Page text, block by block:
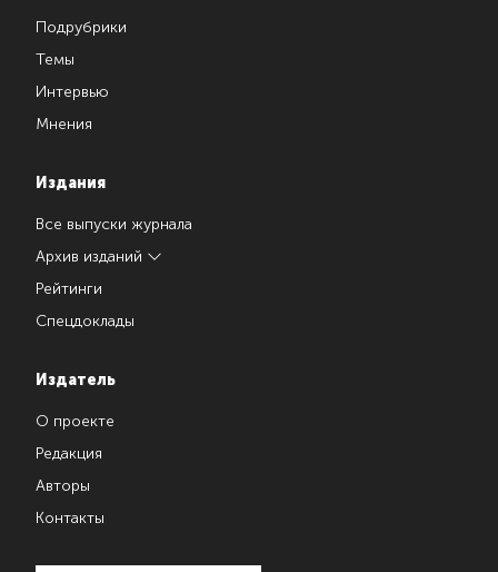
Подрубрики
Темы
Интервью
Мнения
Издания
Все выпуски журнала
Архив изданий
Рейтинги
Спецдоклады
Издатель
О проекте
Редакция
Авторы
Контакты